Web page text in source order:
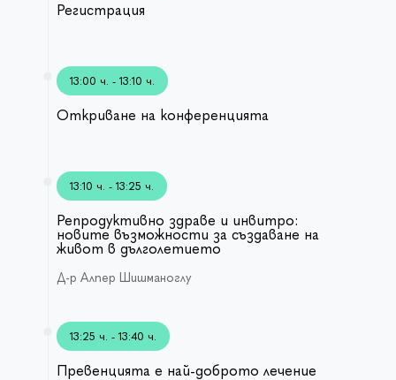
Регистрация
13:00 ч. - 13:10 ч.
Откриване на конференцията
13:10 ч. - 13:25 ч.
Репродуктивно здраве и инвитро:
новите възможности за създаване на
живот в дълголетието
Д-р Алпер Шишманоглу
13:25 ч. - 13:40 ч.
Превенцията е най-доброто лечение